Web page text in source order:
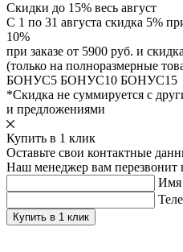
Скидки до 15% весь август
С 1 по 31 августа скидка 5%
10%
при заказе от 5900 руб. и
(только на полноразмерные
БОНУС5 БОНУС10 БОНУС15
*Скидка не суммируется с
и предложениями
Купить в 1 клик
Оставьте свои контактные
Наш менеджер вам перезвонит
Имя